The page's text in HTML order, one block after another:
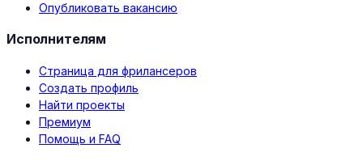
Опубликовать вакансию
Исполнителям
Страница для фрилансеров
Создать профиль
Найти проекты
Премиум
Помощь и FAQ